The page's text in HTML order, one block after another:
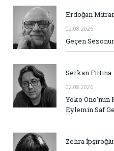
Erdoğan
02.08.2026
Geçen
Serkan Fırtına
02.08.2026
Yoko
Eylemin Saf
Zehra İpşiroğlu